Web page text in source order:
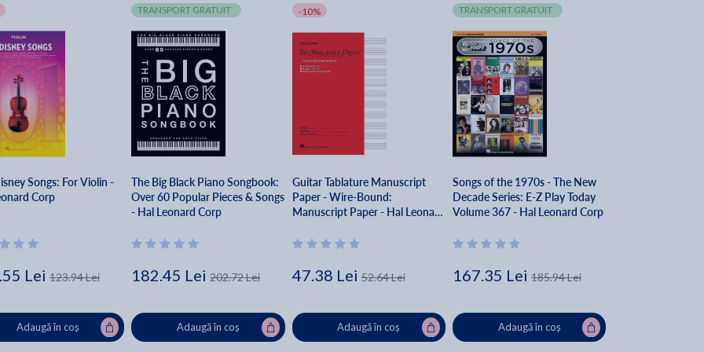
Songs: For Violin -
Corp
Lei 123.94 Lei
Adaugă în coș
TRANSPORT GRATUIT
The Big Black Piano Songbook:
Over 60 Popular Pieces & Songs
- Hal Leonard Corp
182.45 Lei 202.72 Lei
Adaugă în coș
-10%
Guitar Tablature Manuscript
Paper - Wire-Bound:
Manuscript Paper - Hal Leonard
47.38 Lei 52.64 Lei
Adaugă în coș
TRANSPORT GRATUIT
Songs of the 1970s - The New
Decade Series: E-Z Play Today
Volume 367 - Hal Leonard Corp
167.35 Lei 185.94 Lei
Adaugă în coș